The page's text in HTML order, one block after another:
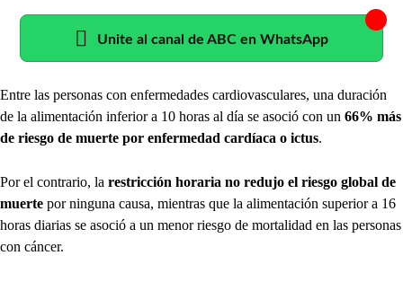
Unite al canal de ABC en WhatsApp
Entre las personas con enfermedades cardiovasculares, una duración
de la alimentación inferior a 10 horas al día se asoció con un 66% más
de riesgo de muerte por enfermedad cardíaca o ictus.
Por el contrario, la restricción horaria no redujo el riesgo global de
muerte por ninguna causa, mientras que la alimentación superior a 16
horas diarias se asoció a un menor riesgo de mortalidad en las personas
con cáncer.